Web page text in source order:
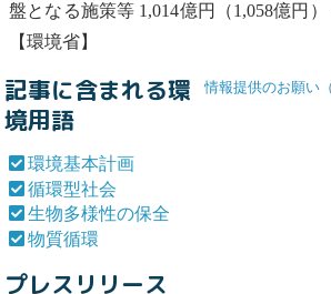
盤となる施策等 1,014億円（1,058億円）
【環境省】
情報提供のお願い
記事に含まれる環
境用語
環境基本計画
循環型社会
生物多様性の保全
物質循環
プレスリリース